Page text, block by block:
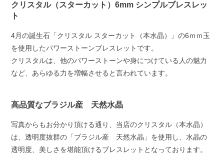
クリスタル（スターカット）6mm シンプルブレスレッ
ト
4月の誕生石「クリスタル スターカット（本水晶）」の6ｍｍ玉
を使用したパワーストーンブレスレットです。
クリスタルは、他のパワーストーンや身につけている人の魅力
など、あらゆる力を増幅させると言われています。
高品質なブラジル産 天然水晶
写真からもお分かり頂ける通り、当店のクリスタル（本水晶）
は、透明度抜群の「ブラジル産 天然水晶」を使用し、水晶の
透明度、美しさを堪能頂けるブレスレットとなっております。